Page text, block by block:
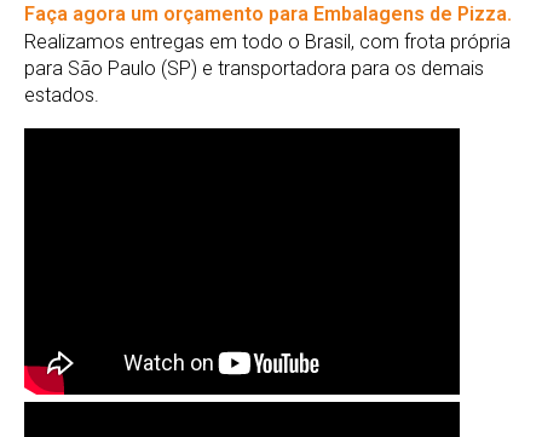
Faça agora um orçamento para Embalagens de Pizza.
Realizamos entregas em todo o Brasil, com frota própria
para São Paulo (SP) e transportadora para os demais
estados.